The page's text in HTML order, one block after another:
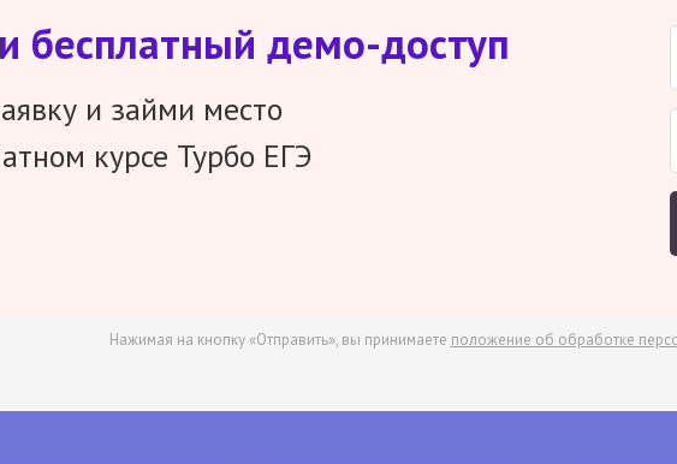
бесплатный демо-доступ
и займи место
курсе Турбо ЕГЭ
Нажимая на кнопку «Отправить», вы принимаете положение об обработке